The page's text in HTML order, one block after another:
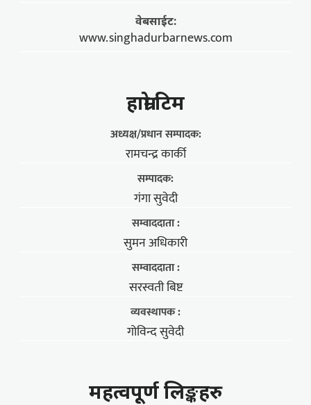
वेबसाईट:
www.singhadurbarnews.com
हाम्राे टिम
अध्यक्ष/प्रधान सम्पादक:
रामचन्द्र कार्की
सम्पादक:
गंगा सुवेदी
सम्वाददाता :
सुमन अधिकारी
सम्वाददाता :
सरस्वती बिष्ट
व्यवस्थापक :
गोविन्द सुवेदी
महत्वपूर्ण लिङ्कहरु